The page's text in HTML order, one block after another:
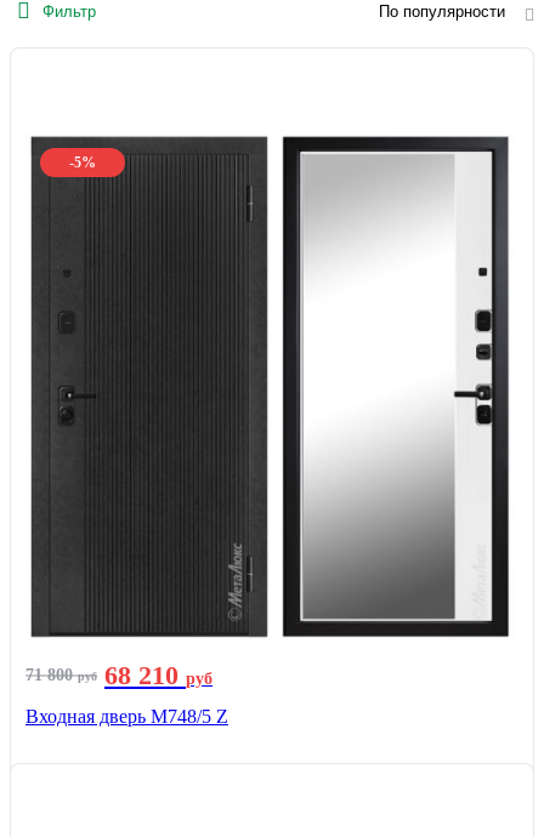
Фильтр По популярности
-5%
71 800руб 68 210 руб
Входная дверь М748/5 Z